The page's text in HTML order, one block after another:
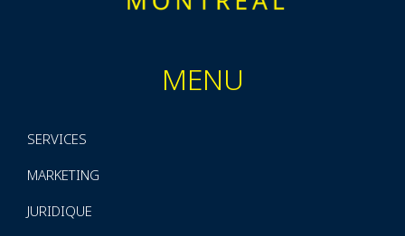
MENU
SERVICES
MARKETING
JURIDIQUE